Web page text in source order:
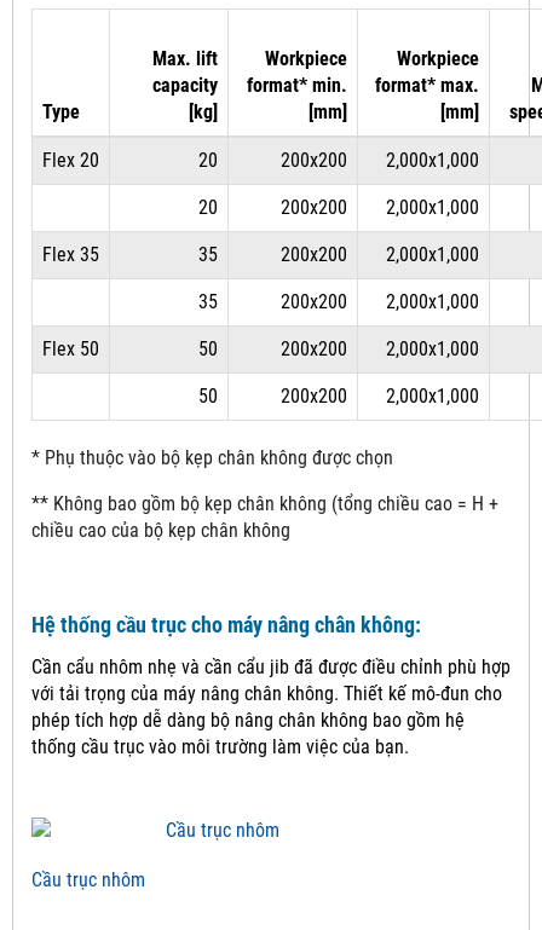
Type
Max. lift
capacity
[kg]
Workpiece
format* min.
[mm]
Workpiece
format* max.
[mm]
Flex 20 20 200x200 2,000x1,000
20 200x200 2,000x1,000
Flex 35 35 200x200 2,000x1,000
35 200x200 2,000x1,000
Flex 50 50 200x200 2,000x1,000
50 200x200 2,000x1,000
* Phụ thuộc vào bộ kẹp chân không được chọn
** Không bao gồm bộ kẹp chân không (tổng chiều cao = H +
chiều cao của bộ kẹp chân không
Hệ thống cầu trục cho máy nâng chân không:
Cần cẩu nhôm nhẹ và cần cẩu jib đã được điều chỉnh phù hợp
với tải trọng của máy nâng chân không. Thiết kế mô-đun cho
phép tích hợp dễ dàng bộ nâng chân không bao gồm hệ
thống cầu trục vào môi trường làm việc của bạn.
Cầu trục nhôm